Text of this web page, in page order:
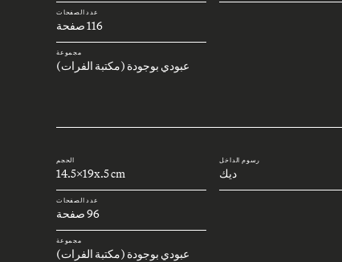
عدد الصفحات
116 صفحة
مجموعة
عبودي بوجودة (مكتبة الفرات)
رسوم الداخل
ديك
الحجم
14.5x19x.5 cm
عدد الصفحات
96 صفحة
مجموعة
عبودي بوجودة (مكتبة الفرات)